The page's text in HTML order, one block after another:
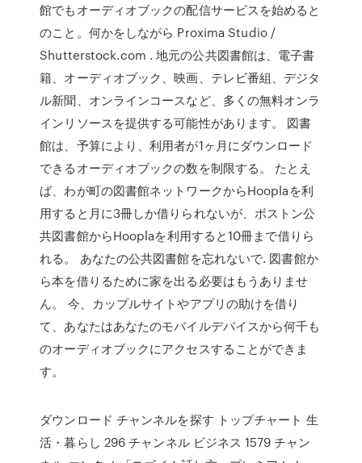
館でもオーディオブックの配信サービスを始めると
のこと。何かをしながら Proxima Studio /
Shutterstock.com . 地元の公共図書館は、電子書
籍、オーディオブック、映画、テレビ番組、デジタ
ル新聞、オンラインコースなど、多くの無料オンラ
インリソースを提供する可能性があります。 図書
館は、予算により、利用者が1ヶ月にダウンロード
できるオーディオブックの数を制限する。 たとえ
ば、わが町の図書館ネットワークからHooplaを利
用すると月に3冊しか借りられないが、ボストン公
共図書館からHooplaを利用すると10冊まで借りら
れる。 あなたの公共図書館を忘れないで. 図書館か
ら本を借りるために家を出る必要はもうありませ
ん。 今、カップルサイトやアプリの助けを借り
て、あなたはあなたのモバイルデバイスから何千も
のオーディオブックにアクセスすることができま
す。
ダウンロード チャンネルを探す トップチャート 生
活・暮らし 296 チャンネル ビジネス 1579 チャン